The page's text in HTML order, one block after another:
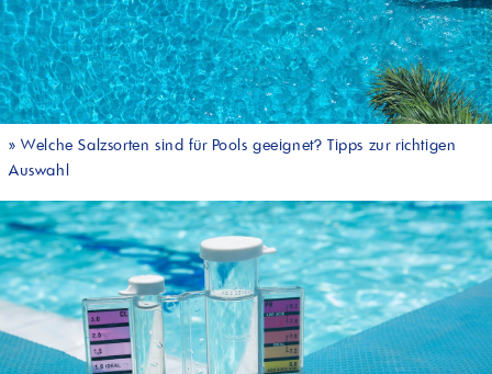
» Welche Salzsorten sind für Pools geeignet? Tipps zur richtigen
Auswahl